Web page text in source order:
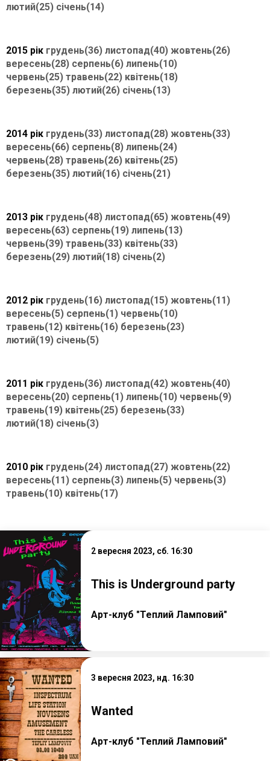
лютий(25) січень(14)
2015 рік грудень(36) листопад(40) жовтень(26)
вересень(28) серпень(6) липень(10)
червень(25) травень(22) квітень(18)
березень(35) лютий(26) січень(13)
2014 рік грудень(33) листопад(28) жовтень(33)
вересень(66) серпень(8) липень(24)
червень(28) травень(26) квітень(25)
березень(35) лютий(16) січень(21)
2013 рік грудень(48) листопад(65) жовтень(49)
вересень(63) серпень(19) липень(13)
червень(39) травень(33) квітень(33)
березень(29) лютий(18) січень(2)
2012 рік грудень(16) листопад(15) жовтень(11)
вересень(5) серпень(1) червень(10)
травень(12) квітень(16) березень(23)
лютий(19) січень(5)
2011 рік грудень(36) листопад(42) жовтень(40)
вересень(20) серпень(1) липень(10) червень(9)
травень(19) квітень(25) березень(33)
лютий(18) січень(3)
2010 рік грудень(24) листопад(27) жовтень(22)
вересень(11) серпень(3) липень(5) червень(3)
травень(10) квітень(17)
2 вересня 2023, сб. 16:30
This is Underground party
Арт-клуб "Теплий Ламповий"
3 вересня 2023, нд. 16:30
Wanted
Арт-клуб "Теплий Ламповий"